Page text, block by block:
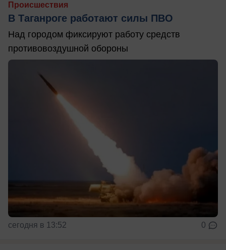
Происшествия
В Таганроге работают силы ПВО
Над городом фиксируют работу средств
противовоздушной обороны
сегодня в 13:52 0